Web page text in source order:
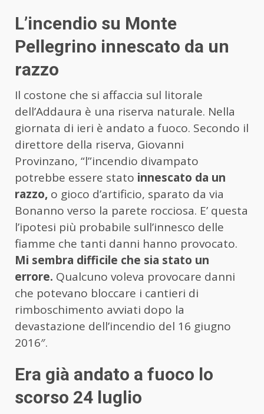
L’incendio su Monte
Pellegrino innescato da un
razzo
Il costone che si affaccia sul litorale
dell’Addaura è una riserva naturale. Nella
giornata di ieri è andato a fuoco. Secondo il
direttore della riserva, Giovanni
Provinzano, “l”incendio divampato
potrebbe essere stato innescato da un
razzo, o gioco d’artificio, sparato da via
Bonanno verso la parete rocciosa. E’ questa
l’ipotesi più probabile sull’innesco delle
fiamme che tanti danni hanno provocato.
Mi sembra difficile che sia stato un
errore. Qualcuno voleva provocare danni
che potevano bloccare i cantieri di
rimboschimento avviati dopo la
devastazione dell’incendio del 16 giugno
2016″.
Era già andato a fuoco lo
scorso 24 luglio